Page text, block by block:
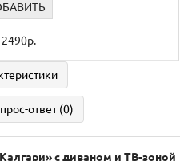
ответ(0)
с диваном и ТВ-зоной